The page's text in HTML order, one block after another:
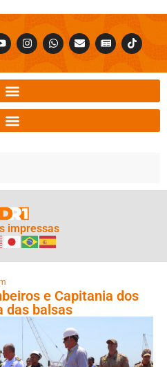
impressas
e Capitania dos
das balsas